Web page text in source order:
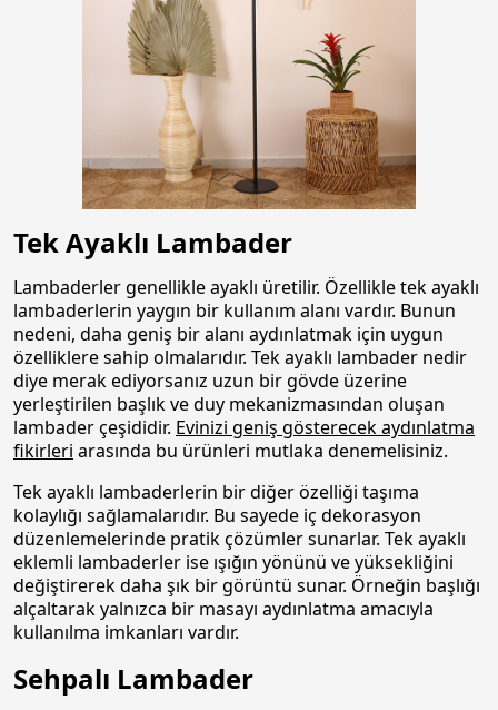
Tek Ayaklı Lambader
Lambaderler genellikle ayaklı üretilir. Özellikle tek ayaklı
lambaderlerin yaygın bir kullanım alanı vardır. Bunun
nedeni, daha geniş bir alanı aydınlatmak için uygun
özelliklere sahip olmalarıdır. Tek ayaklı lambader nedir
diye merak ediyorsanız uzun bir gövde üzerine
yerleştirilen başlık ve duy mekanizmasından oluşan
lambader çeşididir. Evinizi geniş gösterecek aydınlatma
fikirleri arasında bu ürünleri mutlaka denemelisiniz.
Tek ayaklı lambaderlerin bir diğer özelliği taşıma
kolaylığı sağlamalarıdır. Bu sayede iç dekorasyon
düzenlemelerinde pratik çözümler sunarlar. Tek ayaklı
eklemli lambaderler ise ışığın yönünü ve yüksekliğini
değiştirerek daha şık bir görüntü sunar. Örneğin başlığı
alçaltarak yalnızca bir masayı aydınlatma amacıyla
kullanılma imkanları vardır.
Sehpalı Lambader